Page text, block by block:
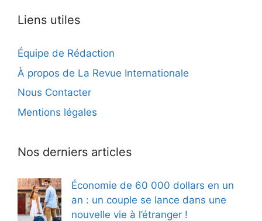
Liens utiles
Équipe de Rédaction
À propos de La Revue Internationale
Nous Contacter
Mentions légales
Nos derniers articles
Économie de 60 000 dollars en un
an : un couple se lance dans une
nouvelle vie à l’étranger !